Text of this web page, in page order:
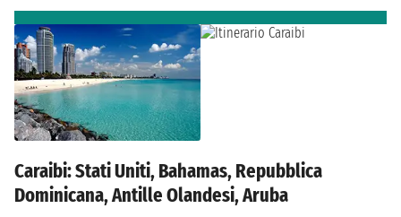
Caraibi: Stati Uniti, Bahamas, Repubblica
Dominicana, Antille Olandesi, Aruba